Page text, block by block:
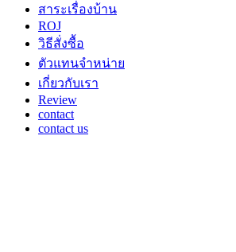
สาระเรื่องบ้าน
ROJ
วิธีสั่งซื้อ
ตัวแทนจำหน่าย
เกี่ยวกับเรา
Review
contact
contact us